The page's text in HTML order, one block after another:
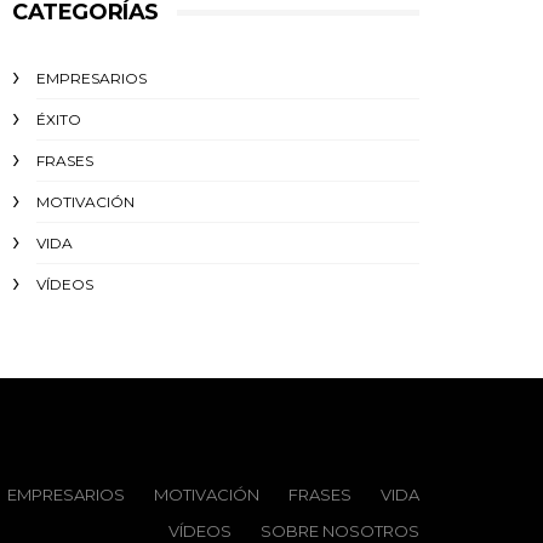
CATEGORÍAS
EMPRESARIOS
ÉXITO‬
FRASES
MOTIVACIÓN
VIDA
VÍDEOS
EMPRESARIOS MOTIVACIÓN FRASES
VIDA
VÍDEOS
SOBRE NOSOTROS